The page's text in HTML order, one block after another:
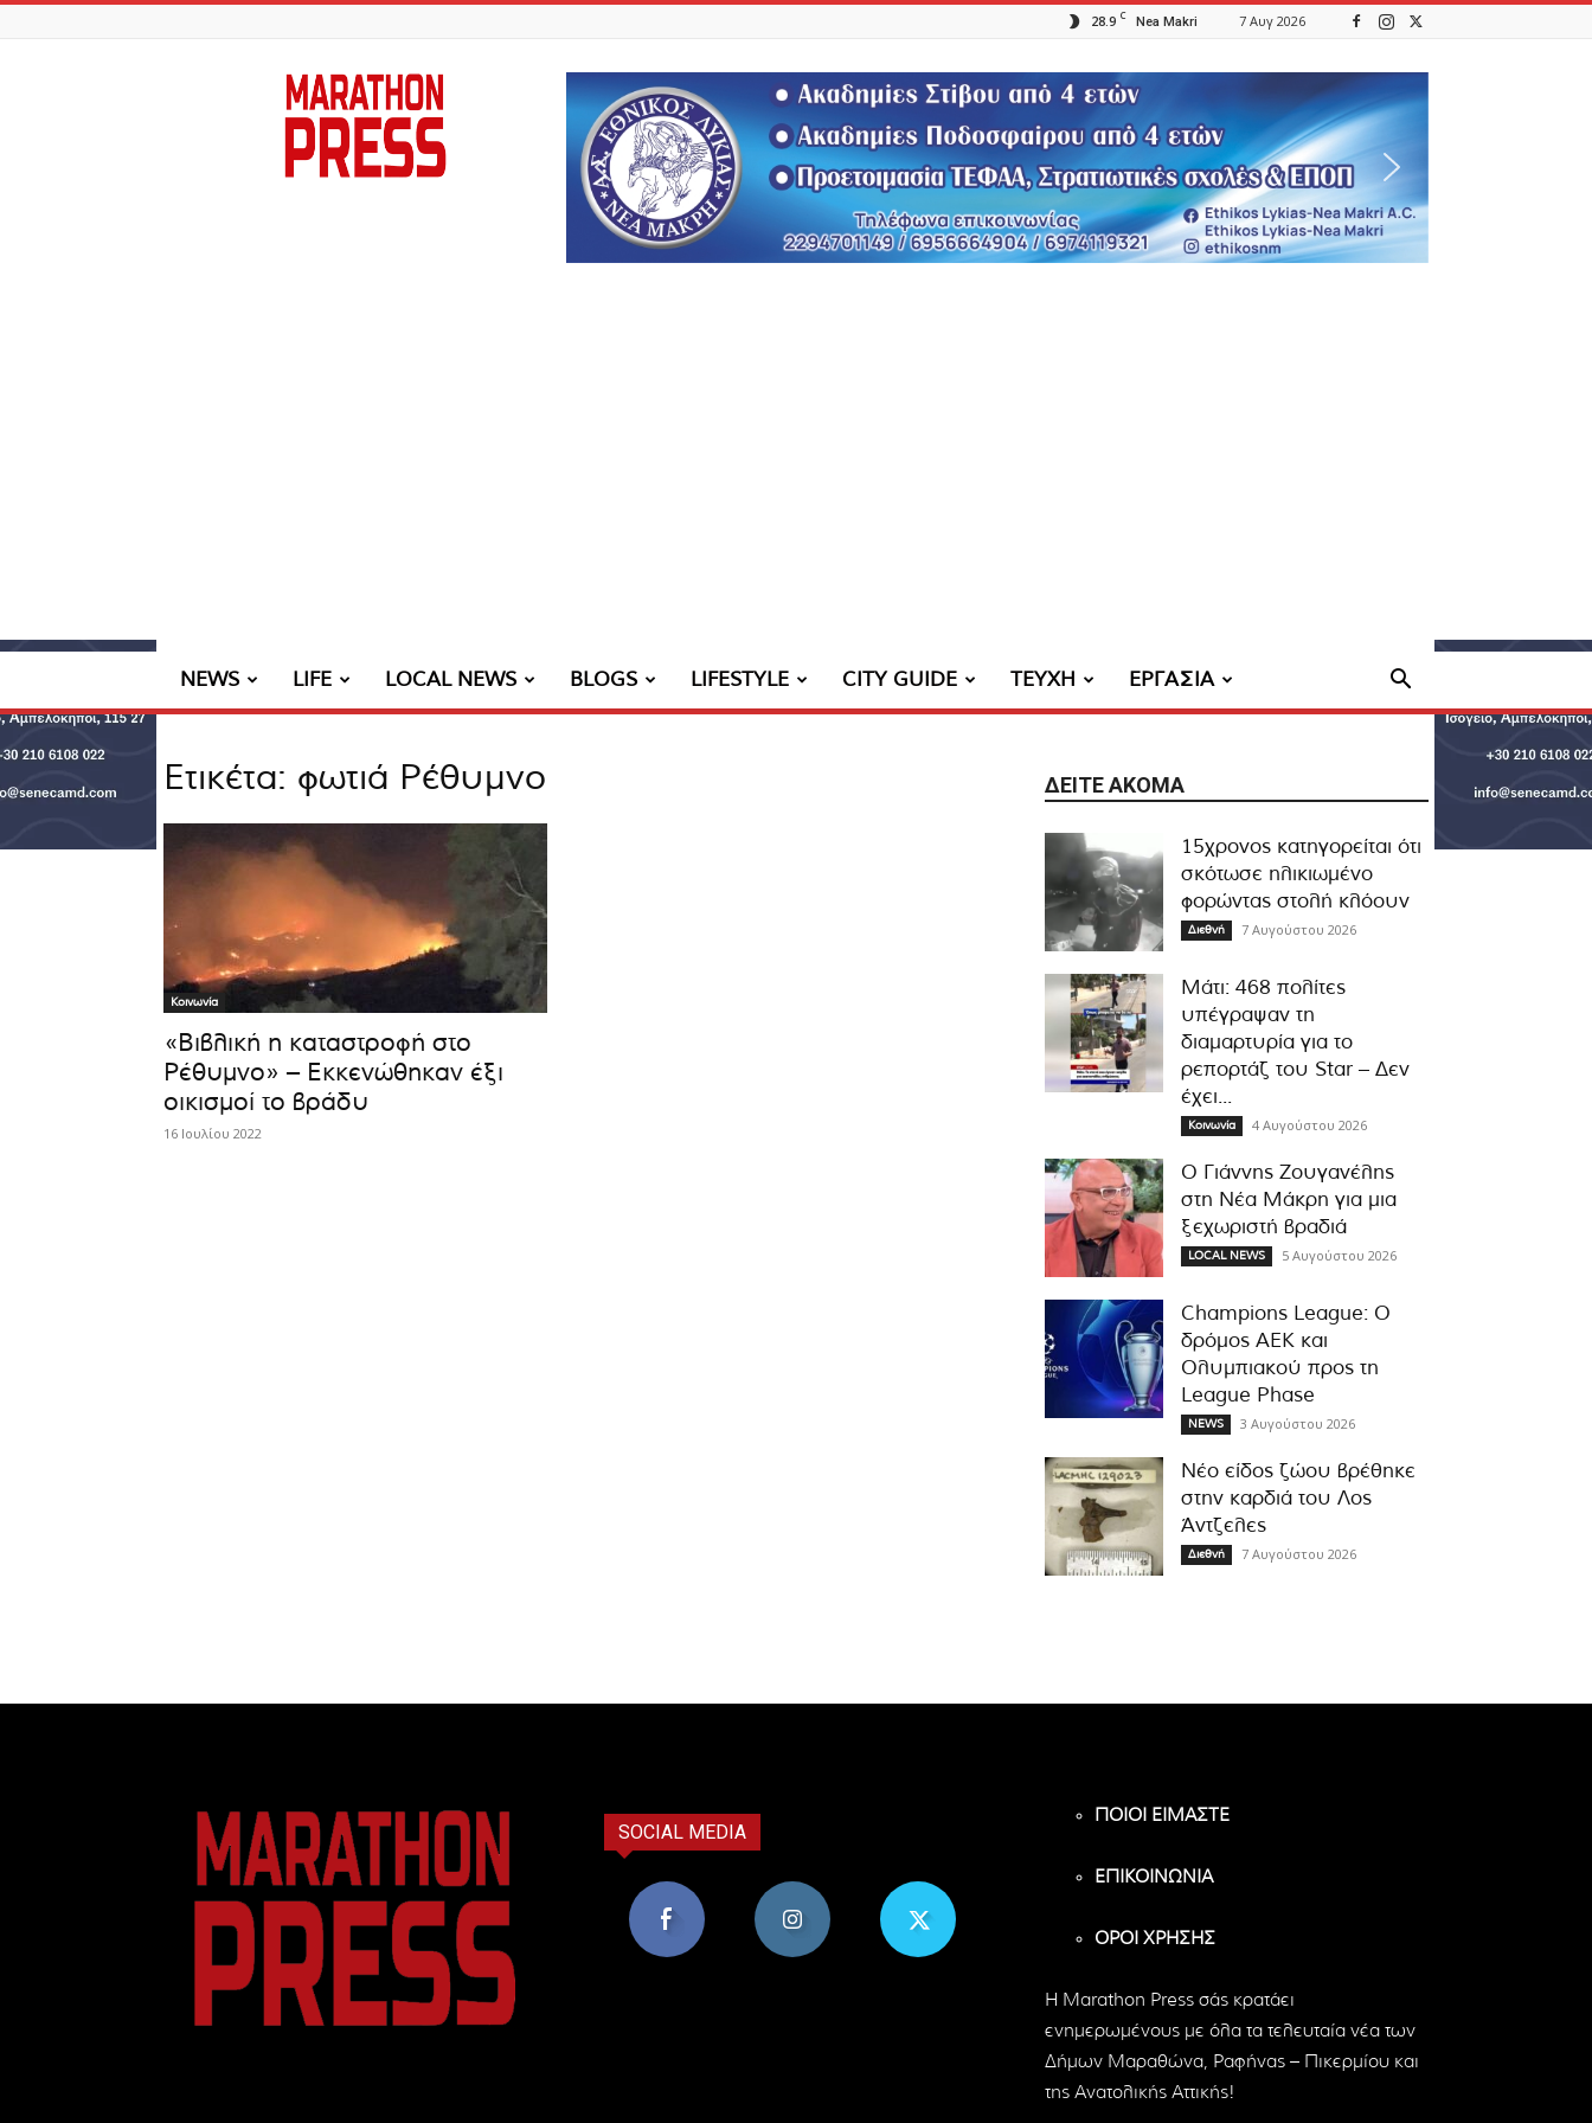
28.9 C Nea Makri 7 Αυγ 2026
Marathon
Press
NEWS LIFE LOCAL NEWS BLOGS LIFESTYLE CITY GUIDE ΤΕΥΧΗ ΕΡΓΑΣΙΑ
Ετικέτα: φωτιά Ρέθυμνο
Κοινωνία
«Βιβλική η καταστροφή στο
Ρέθυμνο» – Εκκενώθηκαν έξι
οικισμοί το βράδυ
16 Ιουλίου 2022
ΔΕΊΤΕ ΑΚΌΜΑ
15χρονος κατηγορείται ότι
σκότωσε ηλικιωμένο
φορώντας στολή κλόουν
Διεθνή 7 Αυγούστου 2026
Μάτι: 468 πολίτες
υπέγραψαν τη
διαμαρτυρία για το
ρεπορτάζ του Star – Δεν
έχει...
Κοινωνία 4 Αυγούστου 2026
Ο Γιάννης Ζουγανέλης
στη Νέα Μάκρη για μια
ξεχωριστή βραδιά
LOCAL NEWS 5 Αυγούστου 2026
Champions League: Ο
δρόμος ΑΕΚ και
Ολυμπιακού προς τη
League Phase
NEWS 3 Αυγούστου 2026
Νέο είδος ζώου βρέθηκε
στην καρδιά του Λος
Άντζελες
Διεθνή 7 Αυγούστου 2026
SOCIAL MEDIA
ΠΟΙΟΙ ΕΙΜΑΣΤΕ
ΕΠΙΚΟΙΝΩΝΙΑ
ΟΡΟΙ ΧΡΗΣΗΣ
H Marathon Press σάς κρατάει
ενημερωμένους με όλα τα τελευταία νέα των
Δήμων Μαραθώνα, Ραφήνας – Πικερμίου και
της Ανατολικής Αττικής!